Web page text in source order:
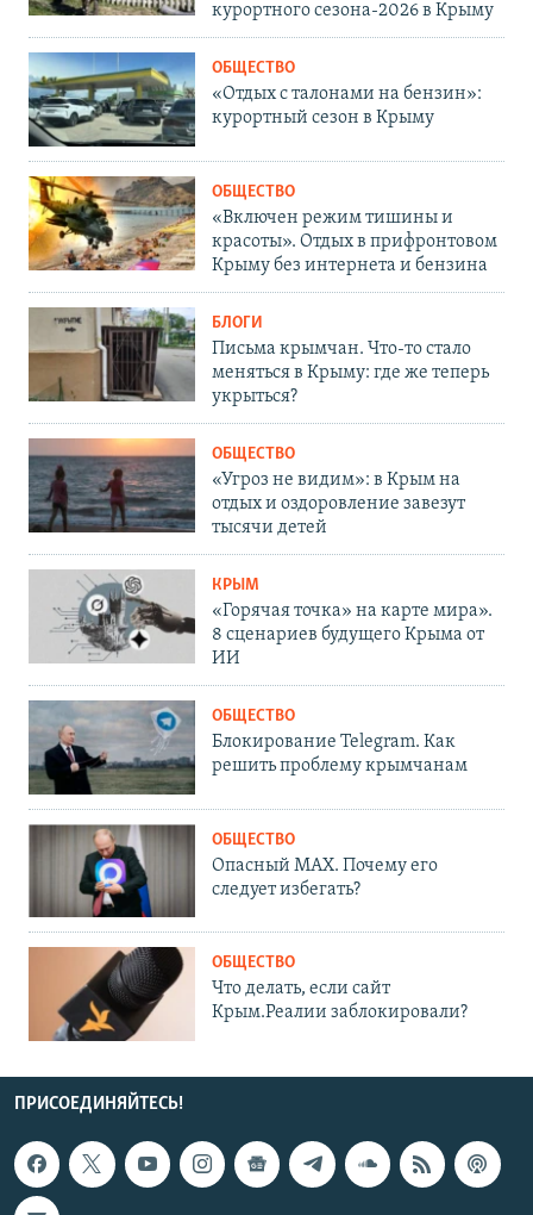
курортного сезона-2026 в Крыму
ОБЩЕСТВО
«Отдых с талонами на бензин»:
курортный сезон в Крыму
ОБЩЕСТВО
«Включен режим тишины и
красоты». Отдых в прифронтовом
Крыму без интернета и бензина
БЛОГИ
Письма крымчан. Что-то стало
меняться в Крыму: где же теперь
укрыться?
ОБЩЕСТВО
«Угроз не видим»: в Крым на
отдых и оздоровление завезут
тысячи детей
КРЫМ
«Горячая точка» на карте мира».
8 сценариев будущего Крыма от
ИИ
ОБЩЕСТВО
Блокирование Telegram. Как
решить проблему крымчанам
ОБЩЕСТВО
Опасный MAX. Почему его
следует избегать?
ОБЩЕСТВО
Что делать, если сайт
Крым.Реалии заблокировали?
ПРИСОЕДИНЯЙТЕСЬ!